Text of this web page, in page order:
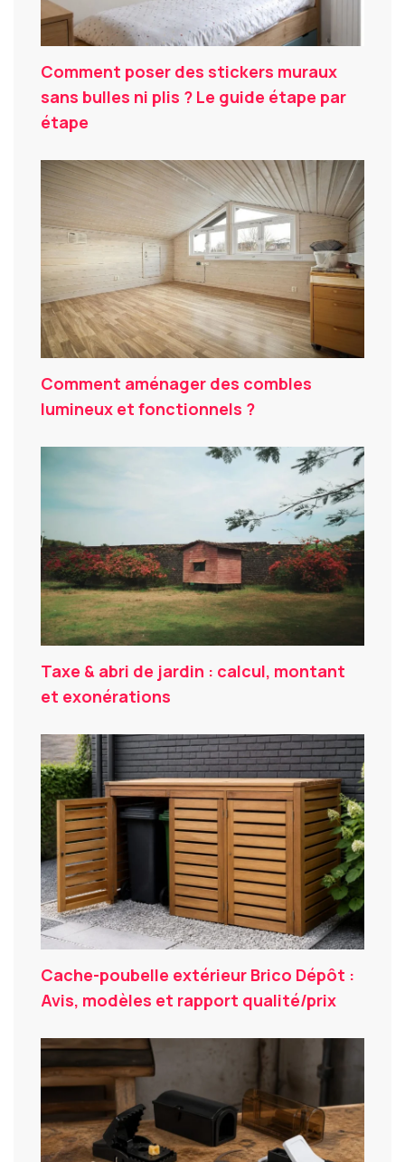
Comment poser des stickers muraux
sans bulles ni plis ? Le guide étape par
étape
Comment aménager des combles
lumineux et fonctionnels ?
Taxe & abri de jardin : calcul, montant
et exonérations
Cache-poubelle extérieur Brico Dépôt :
Avis, modèles et rapport qualité/prix